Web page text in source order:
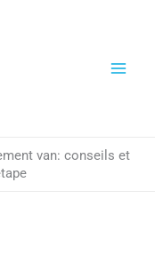
van: conseils et